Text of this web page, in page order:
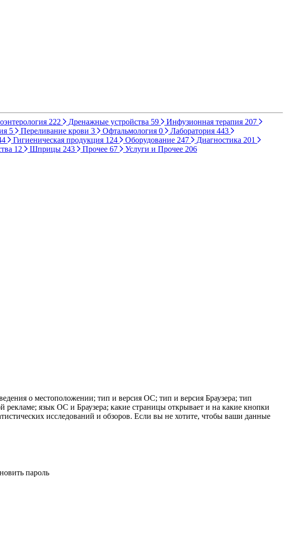
222 Дренажные устройства 59 Инфузионная терапия 207
5 Переливание крови 3 Офтальмология 0 Лаборатория 443
Гигиеническая продукция 124 Оборудование 247 Диагностика 201
12 Шприцы 243 Прочее 67 Услуги и Прочее 206
о местоположении; тип и версия ОС; тип и версия Браузера; тип
рекламе; язык ОС и Браузера; какие страницы открывает и на какие кнопки
исследований и обзоров. Если вы не хотите, чтобы ваши данные
пароль